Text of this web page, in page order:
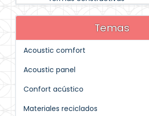
Temas
Acoustic comfort
Acoustic panel
Confort acústico
Materiales reciclados